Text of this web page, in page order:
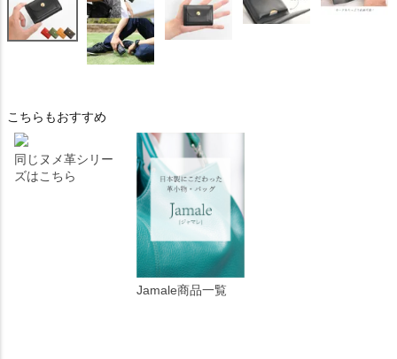
こちらもおすすめ
同じヌメ革シリー
ズはこちら
Jamale商品一覧